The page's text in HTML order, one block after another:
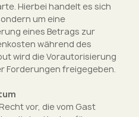
Hierbei handelt es sich
um eine
eines Betrags zur
während des
wird die Vorautorisierung
Forderungen freigegeben.
vor, die vom Gast